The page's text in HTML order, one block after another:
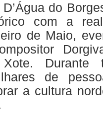
do
com a
de Maio,
Xote.
de
a cultura